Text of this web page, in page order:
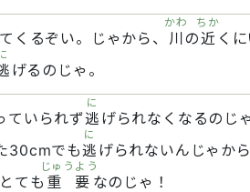
くるぞい。じゃから、 川
かわ
の近
ちか
く
げるのじゃ。
ていられず逃
に
げられなくなるのじ
30cmでも逃
に
げられないんじゃから
ても 重要
じゅうよう
なのじゃ！